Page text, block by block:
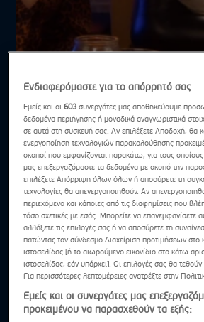
ΕΡΩΤΑΣ ΜΕ ΔΙΑΦΟΡΑ -
Ενδιαφερόμαστε για το απόρρητό σας
Εμείς και οι603 συνεργάτες μας αποθηκεύουμε
δεδομένα περιήγησης ή μοναδικά αναγνωριστικά
σε αυτά στη συσκευή σας. Αν επιλέξετε Αποδοχή, θα
ενεργοποίηση τεχνολογιών παρακολούθησης
σκοποί που εμφανίζονται παρακάτω, για τους οποίους
μας επεξεργαζόμαστε τα δεδομένα με σκοπό την
επιλέξετε Απόρριψη όλων όλων ή αποσύρετε τη
τεχνολογίες θα απενεργοποιηθούν. Αν
περιεχόμενο και κάποιες από τις διαφημίσεις που
τόσο σχετικές με εσάς. Μπορείτε να επανεμφανίσετε
αλλάξετε τις επιλογές σας ή να αποσύρετε τη
πατώντας τον σύνδεσμο Διαχείριση προτιμήσεων στο
ιστοσελίδας [ή το αιωρούμενο εικονίδιο στο κάτω
ιστοσελίδας, εάν υπάρχει]. Οι επιλογές σας θα τεθούν
Για περισσότερες λεπτομέρειες ανατρέξτε στην
Εμείς και οι συνεργάτες μας
προκειμένου να παρασχεθούν τα εξής: